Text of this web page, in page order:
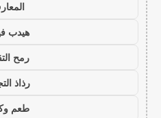
هيدب
رمح
رذاذ
طعم